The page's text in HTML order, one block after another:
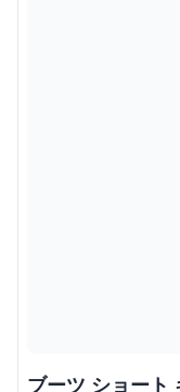
ブーツ ショート